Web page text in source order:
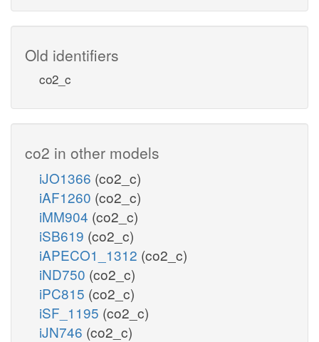
Old identifiers
co2_c
co2 in other models
iJO1366 (co2_c)
iAF1260 (co2_c)
iMM904 (co2_c)
iSB619 (co2_c)
iAPECO1_1312 (co2_c)
iND750 (co2_c)
iPC815 (co2_c)
iSF_1195 (co2_c)
iJN746 (co2_c)